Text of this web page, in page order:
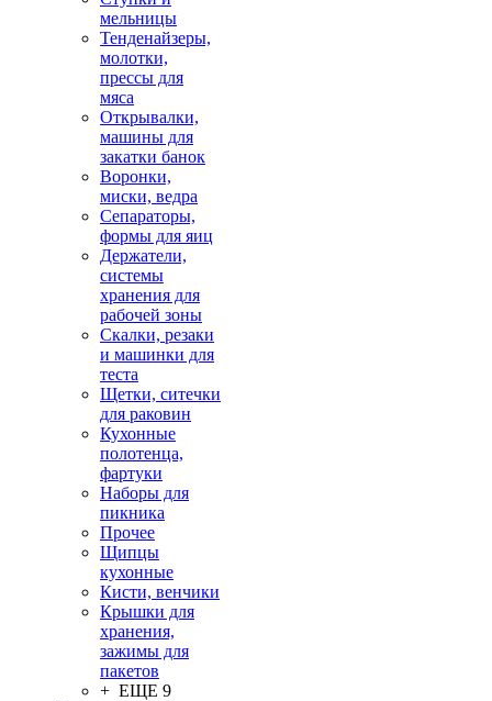
мельницы
Тенденайзеры,
молотки,
прессы для
мяса
Открывалки,
машины для
закатки банок
Воронки,
миски, ведра
Сепараторы,
формы для яиц
Держатели,
системы
хранения для
рабочей зоны
Скалки, резаки
и машинки для
теста
Щетки, ситечки
для раковин
Кухонные
полотенца,
фартуки
Наборы для
пикника
Прочее
Щипцы
кухонные
Кисти, венчики
Крышки для
хранения,
зажимы для
пакетов
+ ЕЩЕ 9